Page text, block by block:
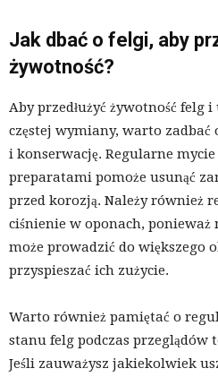
Jak dbać o felgi, aby
żywotność?
Aby przedłużyć żywotność felg
częstej wymiany, warto zadbać
i konserwację. Regularne
preparatami pomoże usunąć
przed korozją. Należy również
ciśnienie w oponach, ponieważ
może prowadzić do większego
przyspieszać ich zużycie.
Warto również pamiętać o
stanu felg podczas przeglądów
Jeśli zauważysz jakiekolwiek